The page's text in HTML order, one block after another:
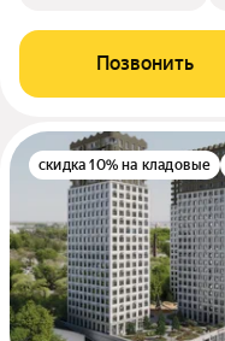
Позвонить
скидка 10% на кладовые